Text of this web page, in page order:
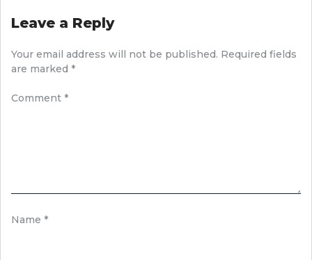
Leave a Reply
Your email address will not be published. Required fields
are marked *
Comment *
Name *